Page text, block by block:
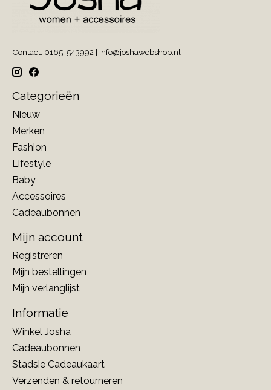
Contact: 0165-543992 | info@joshawebshop.nl
Categorieën
Nieuw
Merken
Fashion
Lifestyle
Baby
Accessoires
Cadeaubonnen
Mijn account
Registreren
Mijn bestellingen
Mijn verlanglijst
Informatie
Winkel Josha
Cadeaubonnen
Stadsie Cadeaukaart
Verzenden & retourneren